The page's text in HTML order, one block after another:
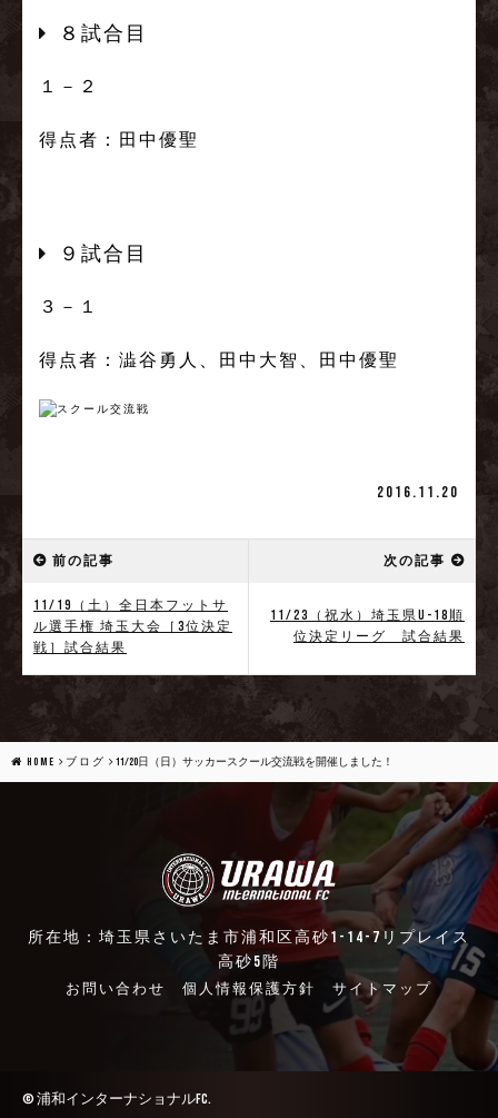
８試合目
１－２
得点者：田中優聖
９試合目
３－１
得点者：澁谷勇人、田中大智、田中優聖
2016.11.20
前の記事
11/19（土）全日本フットサ
ル選手権 埼玉大会［3位決定
戦］試合結果
次の記事
11/23（祝水）埼玉県U-18順
位決定リーグ 試合結果
HOME ブログ 11/20日（日）サッカースクール交流戦を開催しました！
所在地：埼玉県さいたま市浦和区高砂1-14-7リプレイス
高砂5階
お問い合わせ 個人情報保護方針 サイトマップ
© 浦和インターナショナルFC.